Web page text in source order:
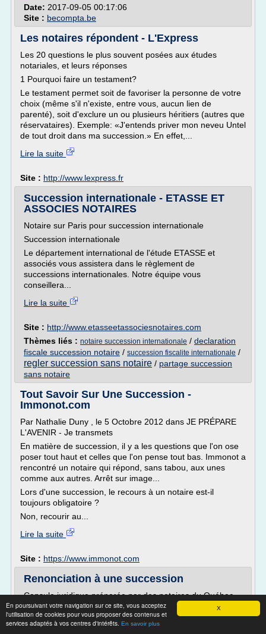
X
En poursuivant votre navigation sur ce site, vous acceptez
l'utilisation de cookies pour vous proposer des contenus et
services adaptés à vos centres d'intérêts. En savoir plus
Date: 2017-09-05 00:17:06
Site : becompta.be
Les notaires répondent - L'Express
Les 20 questions le plus souvent posées aux études
notariales, et leurs réponses
1 Pourquoi faire un testament?
Le testament permet soit de favoriser la personne de votre
choix (même s'il n'existe, entre vous, aucun lien de
parenté), soit d'exclure un ou plusieurs héritiers (autres que
réservataires). Exemple: «J'entends priver mon neveu Untel
de tout droit dans ma succession.» En effet,...
Lire la suite
Site : http://www.lexpress.fr
Succession internationale - ETASSE ET
ASSOCIES NOTAIRES
Notaire sur Paris pour succession internationale
Succession internationale
Le département international de l'étude ETASSE et
associés vous assistera dans le règlement de
successions internationales. Notre équipe vous
conseillera...
Lire la suite
Site : http://www.etasseetassociesnotaires.com
Thèmes liés : notaire succession internationale / declaration
fiscale succession notaire / succession fiscalite internationale /
regler succession sans notaire / partage succession
sans notaire
Tout Savoir Sur Une Succession -
Immonot.com
Par Nathalie Duny , le 5 Octobre 2012 dans JE PRÉPARE
L'AVENIR - Je transmets
En matière de succession, il y a les questions que l'on ose
poser tout haut et celles que l'on pense tout bas. Immonot a
rencontré un notaire qui répond, sans tabou, aux unes
comme aux autres. Arrêt sur image...
Lors d'une succession, le recours à un notaire est-il
toujours obligatoire ?
Non, recourir au...
Lire la suite
Site : https://www.immonot.com
Renonciation à une succession
Capsule juridique préparée par des notaires du Québec
expliquant le...
Lire la suite